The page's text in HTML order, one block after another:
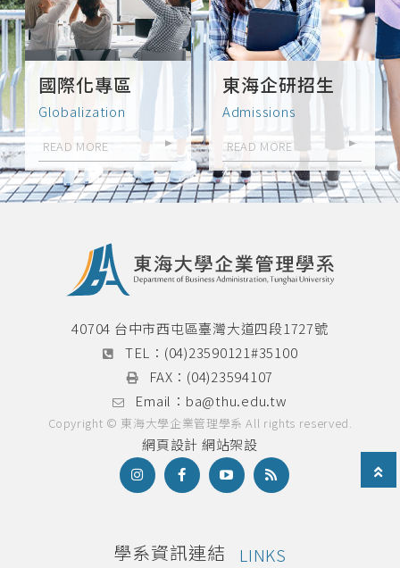
從大一就開始準備，我是在「金融實務
研習社」當社長時認識的課外組唐睿棋
老師推薦我去申請的，一開始我是申請
社團幹部的類別，但其實幾乎申請的人
都曾是社團幹部，因為我有通過導師金
必煌老師指導的科技部大專生研究計
畫，所以睿棋老師建議我選擇研究學
術，這樣我有的經歷會相較全面。申請
時的經歷〰️學術〰️①通過科技部110年
度大專學生研究計畫—東海藝術街商圈
的轉型創新與在地創生實踐(本校僅通過
程｜學生助教④擔任108年科技部創意
科學FUN一夏｜科普志工⑤擔任109學
109學年度金融術研習社社長期間舉辦
28次社課〰️社團／自治組織〰️①擔任
110學年學生議會｜議員②擔任109學年
金融實務研習社｜社長③擔任金融實務
研習社社長期間，榮獲109年度社團評
鑑優等④榮獲109年度社團評鑑最佳簡
報獎⑤擔任109學年LASVEGAS聯合晚
會｜副召⑥擔任109學年現金流活動｜
工作人員⑦擔任109學年花蓮地區校友
〰️①擔任110學年企管系3C班代②刊登
國際化專區
Globalization
READ MORE
東海企研招生
Admissions
READ MORE
40704 台中市西屯區臺灣大道四段1727號
TEL： (04)23590121#35100
FAX： (04)23594107
Email： ba@thu.edu.tw
Copyright © 東海大學企業管理學系 All rights reserved.
網頁設計 網站架設
學系資訊連結 LINKS